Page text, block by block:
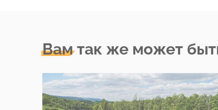
Вам так же может